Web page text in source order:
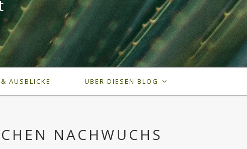
AUSBLICKE ÜBER DIESEN BLOG
NACHWUCHS